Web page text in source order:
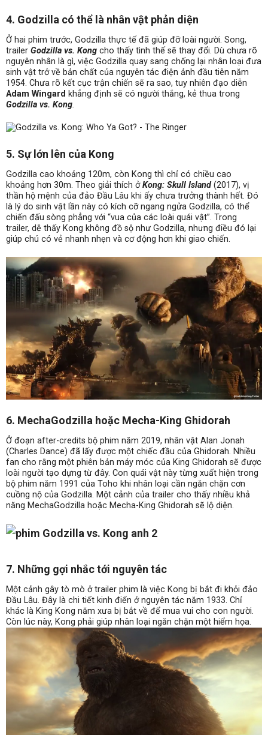
4. Godzilla có thể là nhân vật phản diện
Ở hai phim trước, Godzilla thực tế đã giúp đỡ loài người. Song,
trailer Godzilla vs. Kong cho thấy tình thế sẽ thay đổi. Dù chưa rõ
nguyên nhân là gì, việc Godzilla quay sang chống lại nhân loại đưa
sinh vật trở về bản chất của nguyên tác điện ảnh đầu tiên năm
1954. Chưa rõ kết cục trận chiến sẽ ra sao, tuy nhiên đạo diễn
Adam Wingard khẳng định sẽ có người thắng, kẻ thua trong
Godzilla vs. Kong.
5. Sự lớn lên của Kong
Godzilla cao khoảng 120m, còn Kong thì chỉ có chiều cao
khoảng hơn 30m. Theo giải thích ởKong: Skull Island (2017), vị
thần hộ mệnh của đảo Đầu Lâu khi ấy chưa trưởng thành hết. Đó
là lý do sinh vật lần này có kích cỡ ngang ngửa Godzilla, có thể
chiến đấu sòng phẳng với “vua của các loài quái vật”. Trong
trailer, dễ thấy Kong không đồ sộ như Godzilla, nhưng điều đó lại
giúp chú có vẻ nhanh nhẹn và cơ động hơn khi giao chiến.
6. MechaGodzilla hoặc Mecha-King Ghidorah
Ở đoạn after-credits bộ phim năm 2019, nhân vật Alan Jonah
(Charles Dance) đã lấy được một chiếc đầu của Ghidorah. Nhiều
fan cho rằng một phiên bản máy móc của King Ghidorah sẽ được
loài người tạo dựng từ đây. Con quái vật này từng xuất hiện trong
bộ phim năm 1991 của Toho khi nhân loại cần ngăn chặn cơn
cuồng nộ của Godzilla. Một cảnh của trailer cho thấy nhiều khả
năng MechaGodzilla hoặc Mecha-King Ghidorah sẽ lộ diện.
7. Những gợi nhắc tới nguyên tác
Một cảnh gây tò mò ở trailer phim là việc Kong bị bắt đi khỏi đảo
Đầu Lâu. Đây là chi tiết kinh điển ở nguyên tác năm 1933. Chỉ
khác là King Kong năm xưa bị bắt về để mua vui cho con người.
Còn lúc này, Kong phải giúp nhân loại ngăn chặn một hiểm họa.